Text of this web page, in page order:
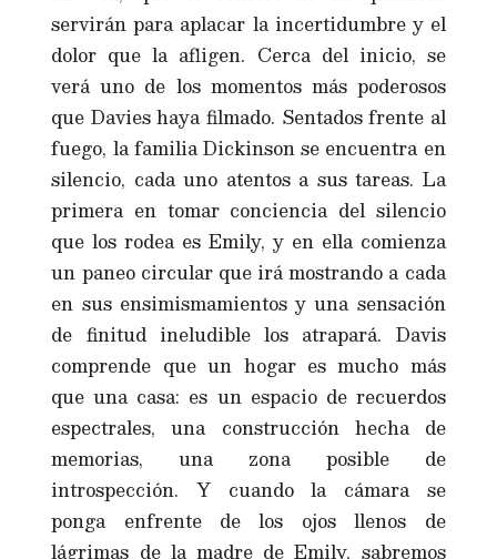
servirán para aplacar la incertidumbre y el
dolor que la afligen. Cerca del inicio, se
verá uno de los momentos más poderosos
que Davies haya filmado. Sentados frente al
fuego, la familia Dickinson se encuentra en
silencio, cada uno atentos a sus tareas. La
primera en tomar conciencia del silencio
que los rodea es Emily, y en ella comienza
un paneo circular que irá mostrando a cada
en sus ensimismamientos y una sensación
de finitud ineludible los atrapará. Davis
comprende que un hogar es mucho más
que una casa: es un espacio de recuerdos
espectrales, una construcción hecha de
memorias, una zona posible de
introspección. Y cuando la cámara se
ponga enfrente de los ojos llenos de
lágrimas de la madre de Emily, sabremos